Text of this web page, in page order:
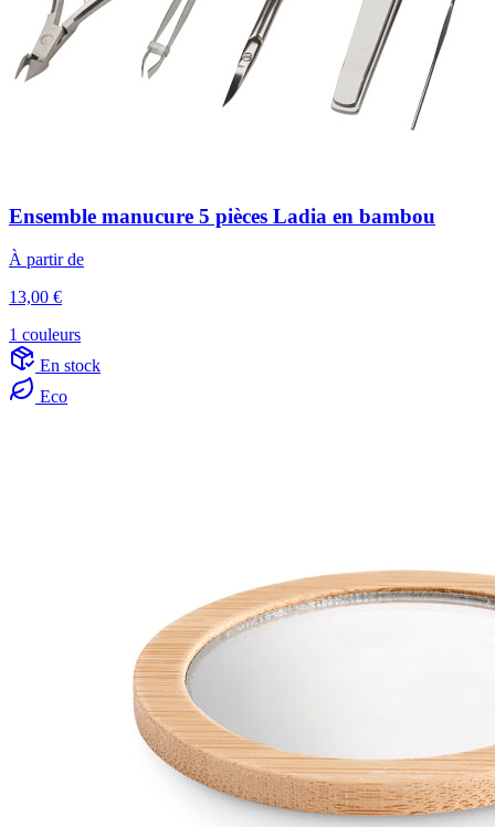
Ensemble manucure 5 pièces Ladia en bambou
À partir de
13,00 €
1 couleurs
En stock
Eco